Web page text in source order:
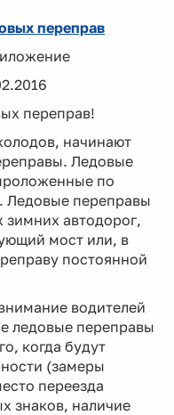
переправ
переправ!
начинают
Ледовые
по
Ледовые переправы
зимних автодорог,
мост или, в
постоянной
водителей
ледовые переправы
когда будут
(замеры
переезда
знаков, наличие